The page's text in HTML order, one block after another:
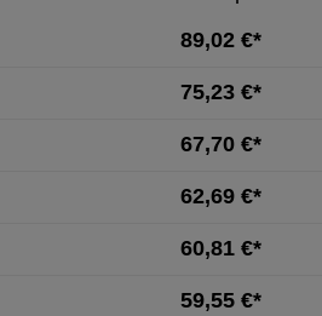
89,02 €*
75,23 €*
67,70 €*
62,69 €*
60,81 €*
59,55 €*